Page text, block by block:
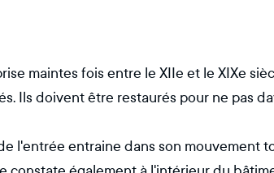
maintes fois entre le XIIe et le XIXe
Ils doivent être restaurés pour ne pas
l'entrée entraine dans son mouvement